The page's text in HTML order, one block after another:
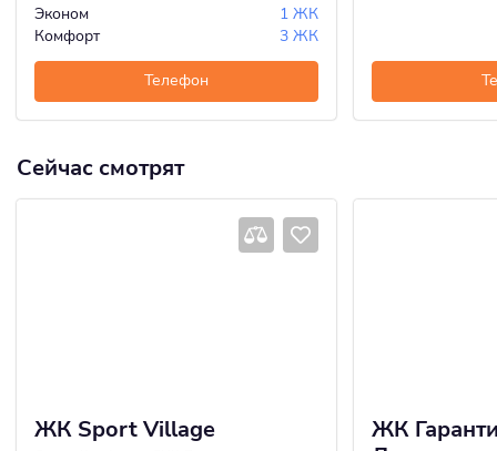
Эконом
1 ЖК
Комфорт
3 ЖК
Телефон
Сейчас смотрят
ЖК Sport Village
ЖК